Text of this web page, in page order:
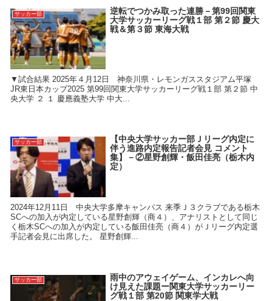
サッカー部
逆転でつかみ取った連勝－第99回関東
大学サッカーリーグ戦１部 第２節 慶大
戦＆第３節 東海大戦
▼試合結果 2025年４月12日 神奈川県・レモンガススタジアム平塚
JR東日本カップ2025 第99回関東大学サッカーリーグ戦１部 第２節 中
央大学 ２ １ 慶應義塾大学 中大...
サッカー部
【中央大学サッカー部Ｊリーグ内定に
伴う進路内定報告記者会見 コメント
集】－②星野創輝・飯田佳亮（栃木内
定）
2024年12月11日 中央大学多摩キャンパス 来季Ｊ３クラブである栃木
SCへの加入が内定している星野創輝（商４）、アナリストとして同じ
く栃木SCへの加入が内定している飯田佳亮（商４）がＪリーグ内定選
手記者会見に出席した。 星野創輝...
サッカー部
雨中のアウェイゲーム、インカレへ向
け見えた課題ー関東大学サッカーリー
グ戦１部 第20節 関東学大戦